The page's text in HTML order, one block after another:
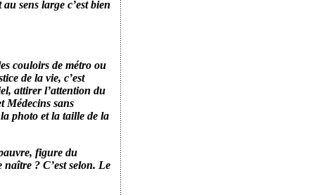
sens large c’est bien
couloirs de métro ou
de la vie, c’est
attirer l’attention du
Médecins sans
photo et la taille de la
figure du
? C’est selon. Le